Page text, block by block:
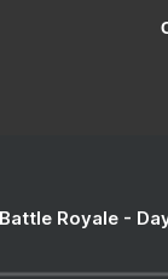
Royale -